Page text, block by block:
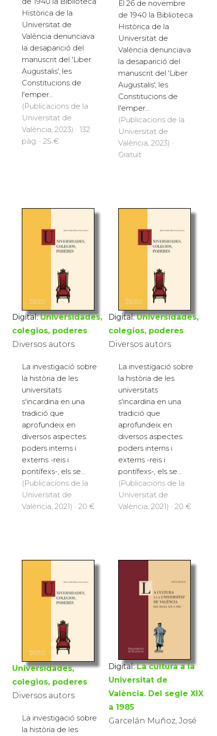
Històrica de la
Universitat de
València denunciava
la desaparició del
manuscrit del 'Liber
Augustalis', les
Constitucions de
l'emper...
(Publicacions de la
Universitat de
València, 2023) · 132
pàg. · 25 €
El 26 de novembre
de 1940 la Biblioteca
Històrica de la
Universitat de
València denunciava
la desaparició del
manuscrit del 'Liber
Augustalis', les
Constitucions de
l'emper...
(Publicacions de la
Universitat de
València, 2023) ·
Gratuït
Digital: Universidades,
colegios, poderes
Diversos autors
La investigació sobre
la història de les
universitats
s'incardina en una
tradició que
aprofundeix en
diversos aspectes:
poders interns i
externs -reis i
pontífexs-, els se...
(Publicacions de la
Universitat de
València, 2021) · 20 €
Digital: Universidades,
colegios, poderes
Diversos autors
La investigació sobre
la història de les
universitats
s'incardina en una
tradició que
aprofundeix en
diversos aspectes:
poders interns i
externs -reis i
pontífexs-, els se...
(Publicacions de la
Universitat de
València, 2021) · 20 €
Universidades,
colegios, poderes
Diversos autors
La investigació sobre
la història de les
Digital: La cultura a la
Universitat de
València. Del segle XIX
a 1985
Garcelán Muñoz, José